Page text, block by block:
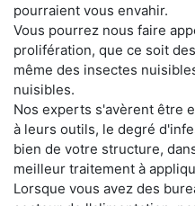
pourraient vous envahir.
Vous pourrez nous faire
prolifération, que ce soit
même des insectes
nuisibles.
Nos experts s'avèrent être
à leurs outils, le degré
bien de votre structure,
meilleur traitement à
Lorsque vous avez des